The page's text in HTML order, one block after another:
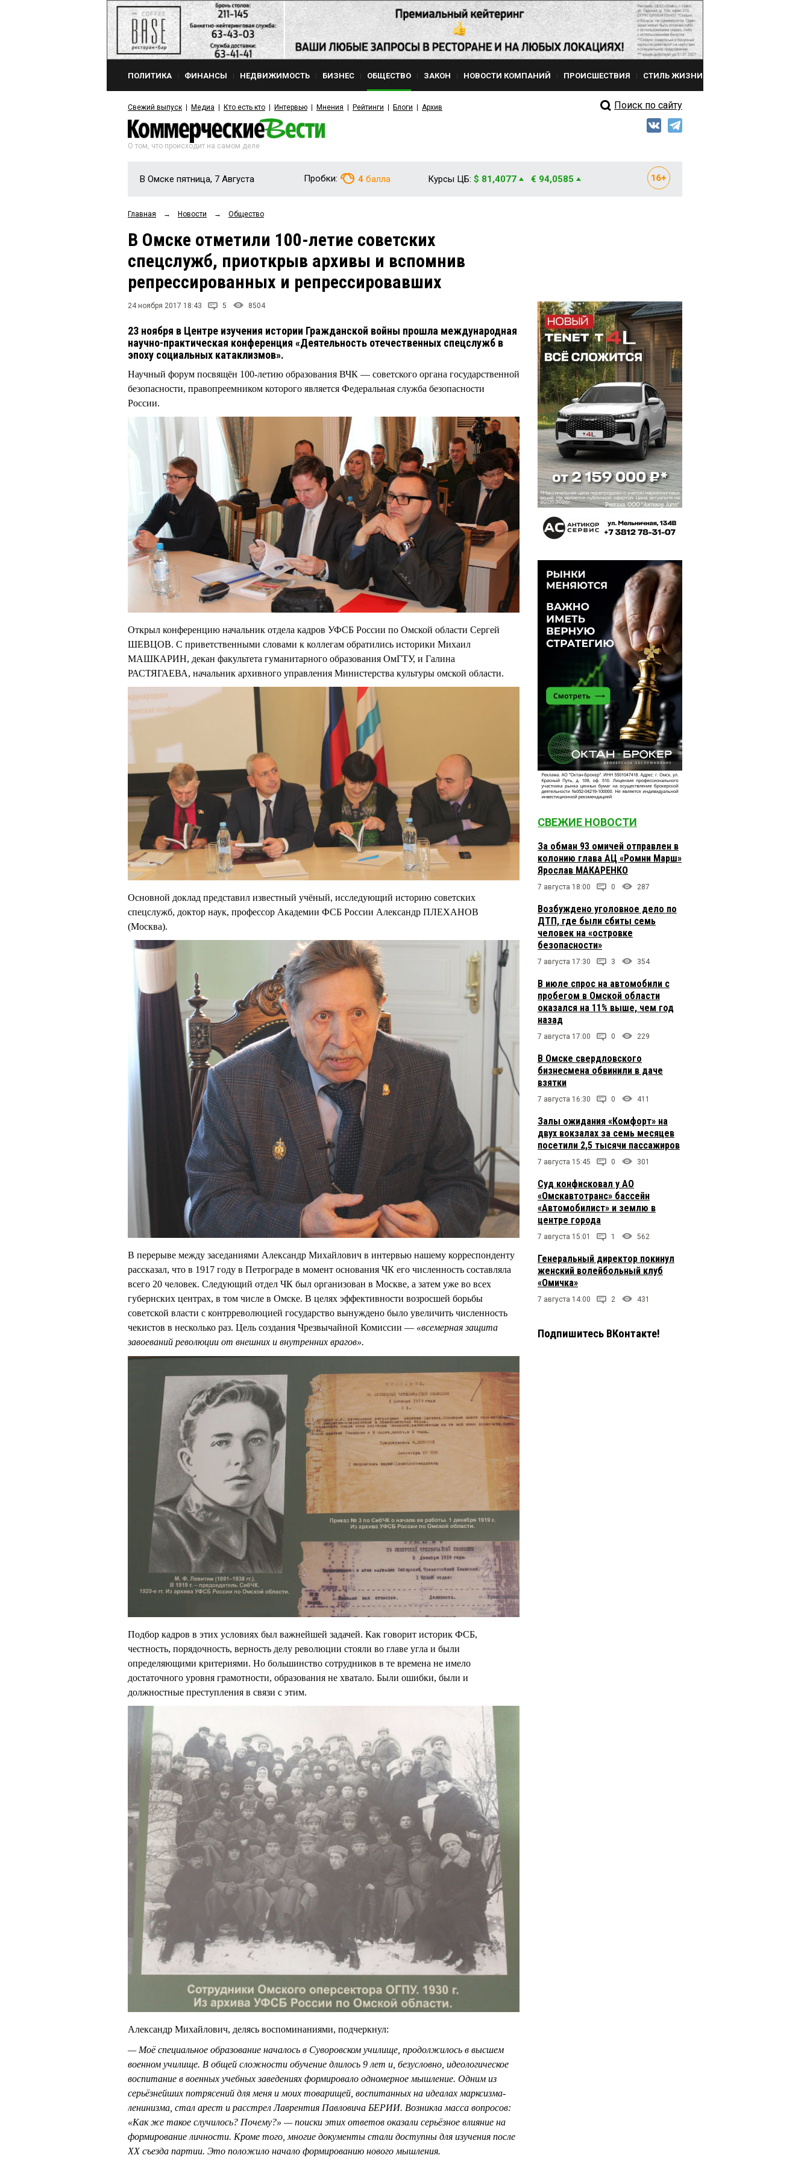
ПОЛИТИКА ФИНАНСЫ НЕДВИЖИМОСТЬ БИЗНЕС ОБЩЕСТВО ЗАКОН НОВОСТИ КОМПАНИЙ ПРОИСШЕСТВИЯ СТИЛЬ ЖИЗНИ
Свежий выпуск Медиа Кто есть кто Интервью Мнения Рейтинги Блоги Архив Поиск по сайту
О том, что происходит на самом деле
В Омске пятница, 7 Августа Пробки: 4 балла Курсы ЦБ: $ 81,4077 € 94,0585
Главная → Новости → Общество
В Омске отметили 100-летие советских
спецслужб, приоткрыв архивы и вспомнив
репрессированных и репрессировавших
24 ноября 2017 18:43 5 8504
23 ноября в Центре изучения истории Гражданской войны прошла международная
научно-практическая конференция «Деятельность отечественных спецслужб в
эпоху социальных катаклизмов».
Научный форум посвящён 100-летию образования ВЧК — советского органа государственной
безопасности, правопреемником которого является Федеральная служба безопасности
России.
Открыл конференцию начальник отдела кадров УФСБ России по Омской области Сергей
ШЕВЦОВ. С приветственными словами к коллегам обратились историки Михаил
МАШКАРИН, декан факультета гуманитарного образования ОмГТУ, и Галина
РАСТЯГАЕВА, начальник архивного управления Министерства культуры омской области.
Основной доклад представил известный учёный, исследующий историю советских
спецслужб, доктор наук, профессор Академии ФСБ России Александр ПЛЕХАНОВ
(Москва).
В перерыве между заседаниями Александр Михайлович в интервью нашему корреспонденту
рассказал, что в 1917 году в Петрограде в момент основания ЧК его численность составляла
всего 20 человек. Следующий отдел ЧК был организован в Москве, а затем уже во всех
губернских центрах, в том числе в Омске. В целях эффективности возросшей борьбы
советской власти с контрреволюцией государство вынуждено было увеличить численность
чекистов в несколько раз. Цель создания Чрезвычайной Комиссии — «всемерная защита
завоеваний революции от внешних и внутренних врагов».
Подбор кадров в этих условиях был важнейшей задачей. Как говорит историк ФСБ,
честность, порядочность, верность делу революции стояли во главе угла и были
определяющими критериями. Но большинство сотрудников в те времена не имело
достаточного уровня грамотности, образования не хватало. Были ошибки, были и
должностные преступления в связи с этим.
Александр Михайлович, делясь воспоминаниями, подчеркнул:
— Моё специальное образование началось в Суворовском училище, продолжилось в высшем
военном училище. В общей сложности обучение длилось 9 лет и, безусловно, идеологическое
воспитание в военных учебных заведениях формировало одномерное мышление. Одним из
серьёзнейших потрясений для меня и моих товарищей, воспитанных на идеалах марксизма-
ленинизма, стал арест и расстрел Лаврентия Павловича БЕРИИ. Возникла масса вопросов:
«Как же такое случилось? Почему?» — поиски этих ответов оказали серьёзное влияние на
формирование личности. Кроме того, многие документы стали доступны для изучения после
ХХ съезда партии. Это положило начало формированию нового мышления.
СВЕЖИЕ НОВОСТИ
За обман 93 омичей отправлен в
колонию глава АЦ «Ромни Марш»
Ярослав МАКАРЕНКО
7 августа 18:00 0 287
Возбуждено уголовное дело по
ДТП, где были сбиты семь
человек на «островке
безопасности»
7 августа 17:30 3 354
В июле спрос на автомобили с
пробегом в Омской области
оказался на 11% выше, чем год
назад
7 августа 17:00 0 229
В Омске свердловского
бизнесмена обвинили в даче
взятки
7 августа 16:30 0 411
Залы ожидания «Комфорт» на
двух вокзалах за семь месяцев
посетили 2,5 тысячи пассажиров
7 августа 15:45 0 301
Суд конфисковал у АО
«Омскавтотранс» бассейн
«Автомобилист» и землю в
центре города
7 августа 15:01 1 562
Генеральный директор покинул
женский волейбольный клуб
«Омичка»
7 августа 14:00 2 431
Подпишитесь ВКонтакте!